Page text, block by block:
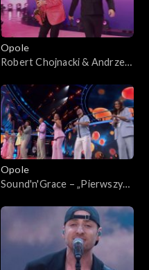
Opole
Robert Chojnacki & Andrzej
śmierć” i „Niecierpliwi”. 62.
KFPP: Koncert „Premiery”
Opole
Sound'n'Grace – „Pierwszy
„Premiery”